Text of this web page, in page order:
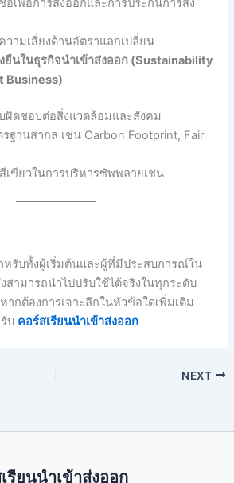
อเพื่อการส่งออกและการประกันการส่ง
วามเสี่ยงด้านอัตราแลกเปลี่ยน
นในธุรกิจนำเข้าส่งออก (Sustainability
Business)
ผิดชอบต่อสิ่งแวดล้อมและสังคม
ฐานสากล เช่น Carbon Footprint, Fair
เขียวในการบริหารซัพพลายเชน
หรับทั้งผู้เริ่มต้นและผู้ที่มีประสบการณ์ใน
สามารถนำไปปรับใช้ได้จริงในทุกระดับ
ากต้องการเจาะลึกในหัวข้อใดเพิ่มเติม
บ คอร์สเรียนนำเข้าส่งออก
NEXT
รียนนำเข้าส่งออก